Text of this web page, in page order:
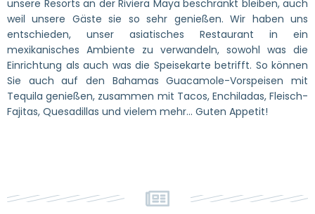
unsere Resorts an der Riviera Maya beschränkt bleiben, auch
weil unsere Gäste sie so sehr genießen. Wir haben uns
entschieden, unser asiatisches Restaurant in ein
mexikanisches Ambiente zu verwandeln, sowohl was die
Einrichtung als auch was die Speisekarte betrifft. So können
Sie auch auf den Bahamas Guacamole-Vorspeisen mit
Tequila genießen, zusammen mit Tacos, Enchiladas, Fleisch-
Fajitas, Quesadillas und vielem mehr... Guten Appetit!